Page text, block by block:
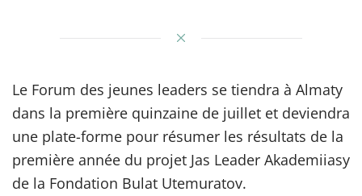
Le Forum des jeunes leaders se tiendra à Almaty
dans la première quinzaine de juillet et deviendra
une plate-forme pour résumer les résultats de la
première année du projet Jas Leader Akademiiasy
de la Fondation Bulat Utemuratov.